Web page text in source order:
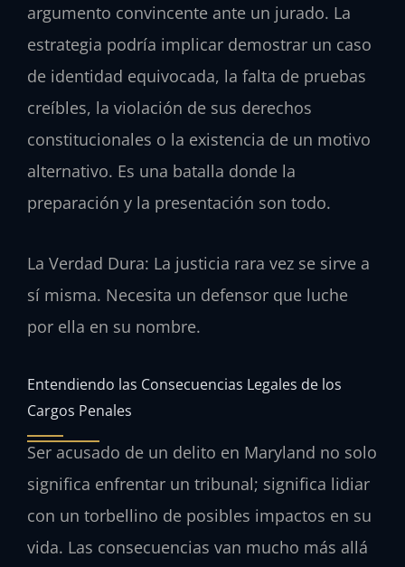
argumento convincente ante un jurado. La
estrategia podría implicar demostrar un caso
de identidad equivocada, la falta de pruebas
creíbles, la violación de sus derechos
constitucionales o la existencia de un motivo
alternativo. Es una batalla donde la
preparación y la presentación son todo.
La Verdad Dura: La justicia rara vez se sirve a
sí misma. Necesita un defensor que luche
por ella en su nombre.
Entendiendo las Consecuencias Legales de los
Cargos Penales
Ser acusado de un delito en Maryland no solo
significa enfrentar un tribunal; significa lidiar
con un torbellino de posibles impactos en su
vida. Las consecuencias van mucho más allá